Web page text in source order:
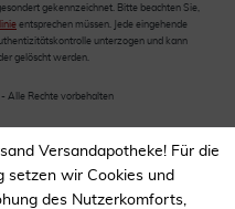
gekennzeichnet. Bitte beachten Sie,
entsprechen müssen. Jede eingehende
unterzogen und kann
gelöscht werden.
Alle Rechte vorbehalten
Versandapotheke! Für die
setzen wir Cookies und
des Nutzerkomforts,